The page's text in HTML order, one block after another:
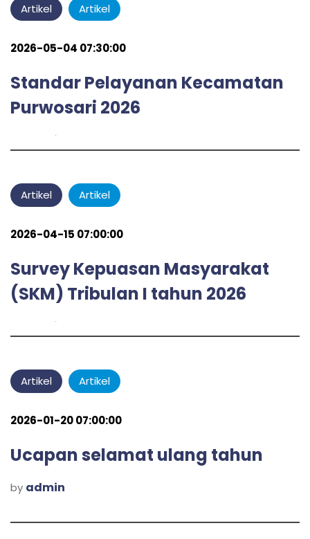
Artikel Artikel
2026-05-04 07:30:00
Standar Pelayanan Kecamatan
Purwosari 2026
admin
Artikel Artikel
2026-04-15 07:00:00
Survey Kepuasan Masyarakat
(SKM) Tribulan I tahun 2026
admin
Artikel Artikel
2026-01-20 07:00:00
Ucapan selamat ulang tahun
by admin